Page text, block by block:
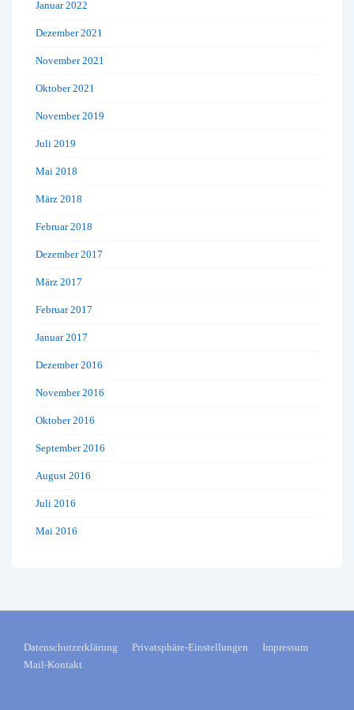
Januar 2022
Dezember 2021
November 2021
Oktober 2021
November 2019
Juli 2019
Mai 2018
März 2018
Februar 2018
Dezember 2017
März 2017
Februar 2017
Januar 2017
Dezember 2016
November 2016
Oktober 2016
September 2016
August 2016
Juli 2016
Mai 2016
FOOTER-
Datenschutzerklärung Privatsphäre-Einstellungen
Impressum
Mail-Kontakt